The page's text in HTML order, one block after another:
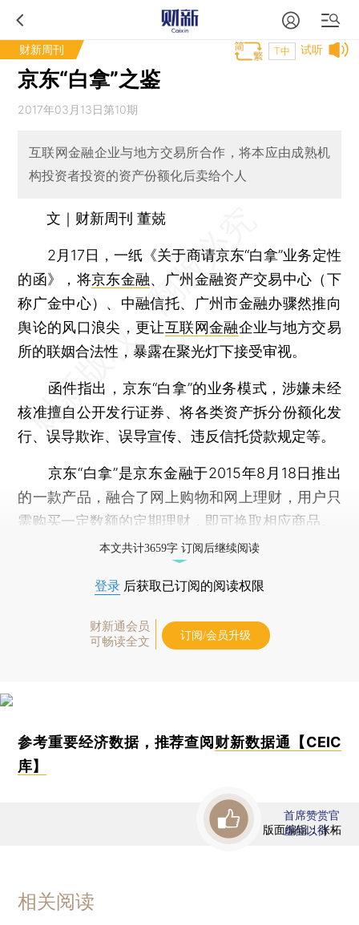
财新周刊 试听
T中
京东“白拿”之鉴
2017年03月13日第10期
互联网金融企业与地方交易所合作，将本应由成熟机
构投资者投资的资产份额化后卖给个人
文｜财新周刊 董兢
2月17日，一纸《关于商请京东“白拿”业务定性
的函》，将京东金融、广州金融资产交易中心（下
称广金中心）、中融信托、广州市金融办骤然推向
舆论的风口浪尖，更让互联网金融企业与地方交易
所的联姻合法性，暴露在聚光灯下接受审视。
函件指出，京东“白拿”的业务模式，涉嫌未经
核准擅自公开发行证券、将各类资产拆分份额化发
行、误导欺诈、误导宣传、违反信托贷款规定等。
京东“白拿”是京东金融于2015年8月18日推出
的一款产品，融合了网上购物和网上理财，用户只
需购买一定数额的定期理财，即可换取相应商品。
本文共计3659字 订阅后继续阅读
登录 后获取已订阅的阅读权限
财新通会员
可畅读全文
订阅/会员升级
参考重要经济数据，推荐查阅 财新数据通【CEIC
库】
版面编辑：张柘
首席赞赏官
虚位以待
相关阅读